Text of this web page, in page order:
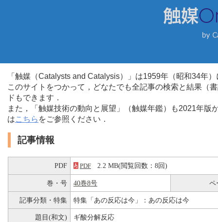
「触媒（Catalysts and Catalysis）」は1959年（昭和34年
このサイトをつかって，どなたでも全記事の検索と結果（
ドもできます．
また，「触媒技術の動向と展望」（触媒年鑑）も2021年
はこちら をご参照ください．
記事情報
PDF PDF 2.2 MB(閲覧回数：8回)
巻・号 40巻8号 ペ
記事分類・特集 特集「あの反応は今」：あの反応は今
題目(和文) ギ酸分解反応